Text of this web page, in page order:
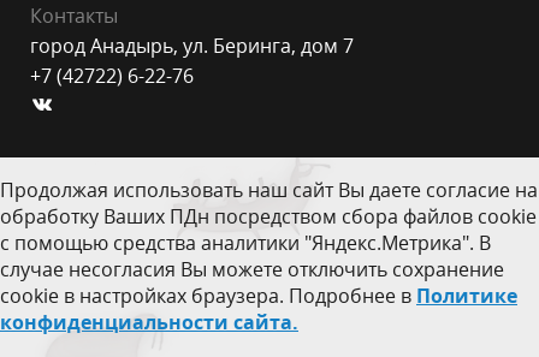
Контакты
город Анадырь, ул. Беринга, дом 7
+7 (42722) 6-22-76
Продолжая использовать наш сайт Вы даете согласие на
обработку Ваших ПДн посредством сбора файлов cookie
с помощью средства аналитики "Яндекс.Метрика". В
случае несогласия Вы можете отключить сохранение
cookie в настройках браузера. Подробнее в Политике
конфиденциальности сайта.